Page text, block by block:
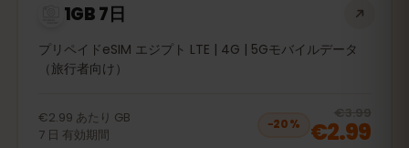
1GB 7日
プリペイドeSIM エジプト LTE | 4G | 5Gモバイルデータ
（旅行者向け）
€2.99 あたり GB
7 日 有効期間
−20%
€3.99
€2.99